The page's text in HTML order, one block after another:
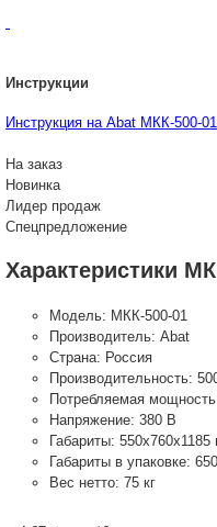
Инструкции
Инструкция на Abat МКК-500-
На заказ
Новинка
Лидер продаж
Спецпредложение
Характеристики
Модель: МКК-500-01
Производитель: Abat
Страна: Россия
Производительность:
Потребляемая
Напряжение: 380 В
Габариты:
Габариты в упаковке:
Вес нетто: 75 кг